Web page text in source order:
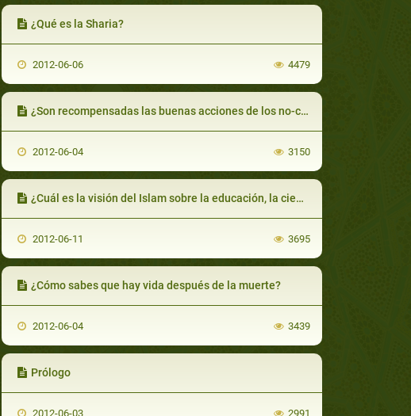
¿Qué es la Sharia?
2012-06-06 4479
¿Son recompensadas las buenas acciones de los no-creyentes?
2012-06-04 3150
¿Cuál es la visión del Islam sobre la educación, la ciencia y la tecnología?
2012-06-11 3695
¿Cómo sabes que hay vida después de la muerte?
2012-06-04 3439
Prólogo
2012-06-03 2991